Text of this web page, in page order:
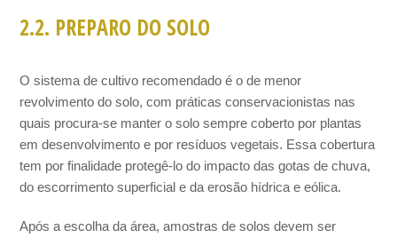
2.2. PREPARO DO SOLO
O sistema de cultivo recomendado é o de menor
revolvimento do solo, com práticas conservacionistas nas
quais procura-se manter o solo sempre coberto por plantas
em desenvolvimento e por resíduos vegetais. Essa cobertura
tem por finalidade protegê-lo do impacto das gotas de chuva,
do escorrimento superficial e da erosão hídrica e eólica.
Após a escolha da área, amostras de solos devem ser